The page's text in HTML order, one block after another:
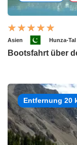
Asien Hunza-Tal
Bootsfahrt über
Entfernung 20